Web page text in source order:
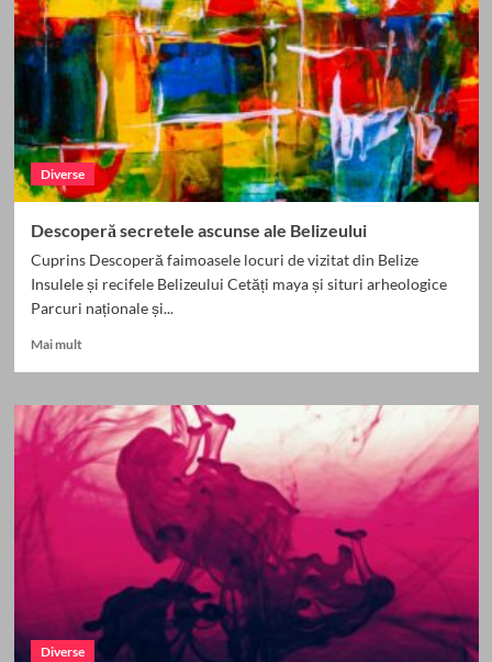
Atractiile
Turistice
Celebre
Diverse
Descoperă secretele ascunse ale Belizeului
Cuprins Descoperă faimoasele locuri de vizitat din Belize
Insulele și recifele Belizeului Cetăți maya și situri arheologice
Parcuri naționale și...
Mai multRead
Descoperă
secretele
ascunse
ale
Belizeului
Diverse